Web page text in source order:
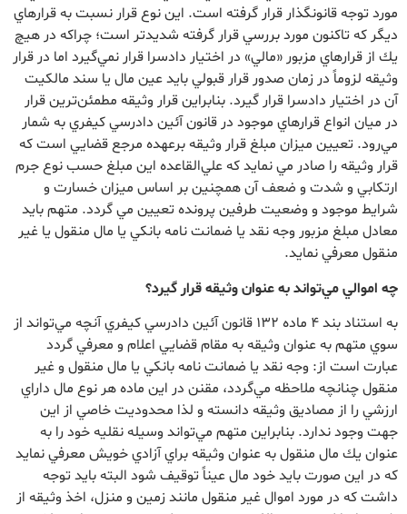
مورد توجه قانونگذار قرار گرفته است. اين نوع قرار نسبت به قرارهاي
ديگر كه تا‌كنون مورد بررسي قرار گرفته شديدتر است؛ چراكه در هيچ
يك از قرار‌هاي مزبور «مالي» در اختيار دادسرا قرار نمي‌گيرد اما در قرار
وثيقه لزوماً در زمان صدور قرار قبولي بايد عين مال يا سند مالكيت
آن در اختيار دادسرا قرار ‌گيرد. بنابراين قرار وثيقه مطمئن‌ترين قرار
در ميان انواع قرارهاي موجود در قانون آئين دادرسي كيفري به شمار
مي‌رود. تعيين ميزان مبلغ قرار وثيقه برعهده مرجع قضايي است كه
قرار وثيقه را صادر مي‌ نمايد كه علي‌القاعده اين مبلغ حسب نوع جرم
ارتكابي و شدت و ضعف آن همچنين بر اساس ميزان خسارت و
شرايط موجود و وضعيت طرفين پرونده تعيين مي‌ گردد. متهم بايد
معادل مبلغ مزبور وجه نقد يا ضمانت نامه بانكي يا مال منقول يا غير
منقول معرفي نمايد.
چه اموالي مي‌تواند به عنوان وثيقه قرار گيرد؟
به استناد بند 4 ماده 132 قانون آئين دادرسي كيفري آنچه مي‌تواند از
سوي متهم به عنوان وثيقه به مقام قضايي اعلام و معرفي گردد
عبارت است از: وجه نقد يا ضمانت نامه بانكي يا مال منقول و غير
منقول چنانچه ملاحظه مي‌گردد، مقنن در اين ماده هر نوع مال داراي
ارزشي را از مصاديق وثيقه دانسته و لذا محدوديت خاصي از اين
جهت وجود ندارد. بنابراين متهم مي‌تواند وسيله نقليه خود را به
عنوان يك مال منقول به عنوان وثيقه براي آزادي خويش معرفي نمايد
كه در اين صورت بايد خود مال عيناً توقيف شود البته بايد توجه
داشت كه در مورد اموال غير منقول مانند زمين و منزل، اخذ وثيقه از